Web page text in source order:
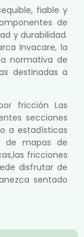
fiable y
de
y durabilidad.
Invacare, la
normativa de
destinadas a
fricción Las
secciones
a estadísticas
de mapas de
fricciones
disfrutar de
sentado